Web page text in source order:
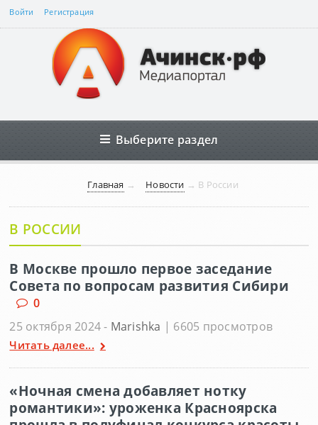
Войти Регистрация
Выберите раздел
Главная → Новости → В России
В РОССИИ
В Москве прошло первое заседание
Совета по вопросам развития Сибири
0
25 октября 2024 - Marishka | 6605 просмотров
Читать далее...
«Ночная смена добавляет нотку
романтики»: уроженка Красноярска